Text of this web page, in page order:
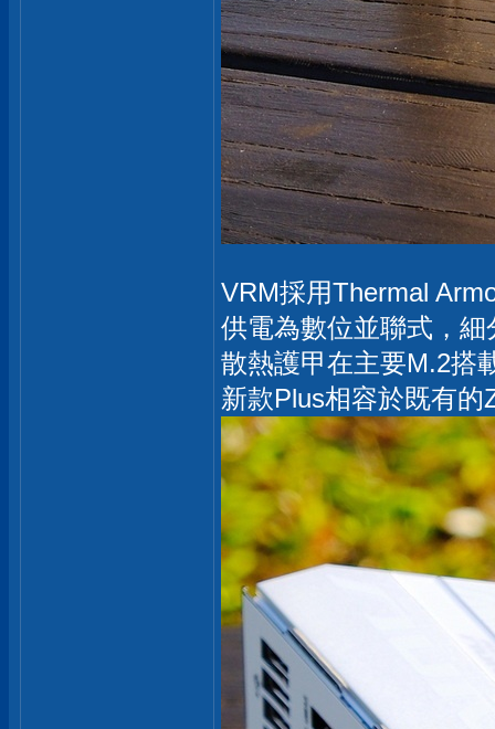
VRM採用Thermal
供電為數位並聯式，
散熱護甲在主要M.2搭
新款Plus相容於既有